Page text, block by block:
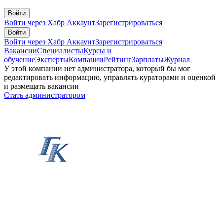
Войти
Войти через Хабр АккаунтЗарегистрироваться
Войти
Войти через Хабр АккаунтЗарегистрироваться
ВакансииСпециалистыКурсы и
обучениеЭкспертыКомпанииРейтингЗарплатыЖурнал
У этой компании нет администратора, который бы мог
редактировать информацию, управлять кураторами и оценкой
и размещать вакансии
Стать администратором